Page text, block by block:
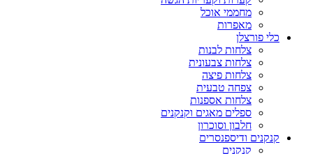
מחממי אוכל
מאפרות
כלי פורצלן
צלחות לבנות
צלחות צבעונית
צלחות פיצה
צפחה טבעית
צלחות אספנות
ספלים מאגים וקנקנים
חלבון וסוכרון
קנקנים ודיספנסרים
קנקנים